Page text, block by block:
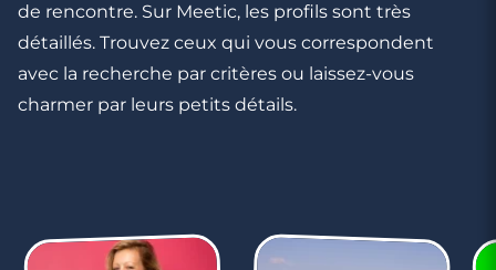
de rencontre. Sur Meetic, les profils sont très
détaillés. Trouvez ceux qui vous correspondent
avec la recherche par critères ou laissez-vous
charmer par leurs petits détails.